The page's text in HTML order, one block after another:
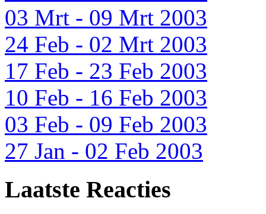
03 Mrt - 09 Mrt 2003
24 Feb - 02 Mrt 2003
17 Feb - 23 Feb 2003
10 Feb - 16 Feb 2003
03 Feb - 09 Feb 2003
27 Jan - 02 Feb 2003
Laatste Reacties